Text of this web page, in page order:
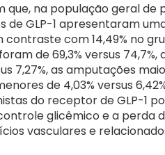
que, na população geral de
de GLP-1 apresentaram
contraste com 14,49% no
de 69,3% versus 74,7%,
7,27%, as amputações
de 4,03% versus
do receptor de GLP-1
glicêmico e a perda
vasculares e